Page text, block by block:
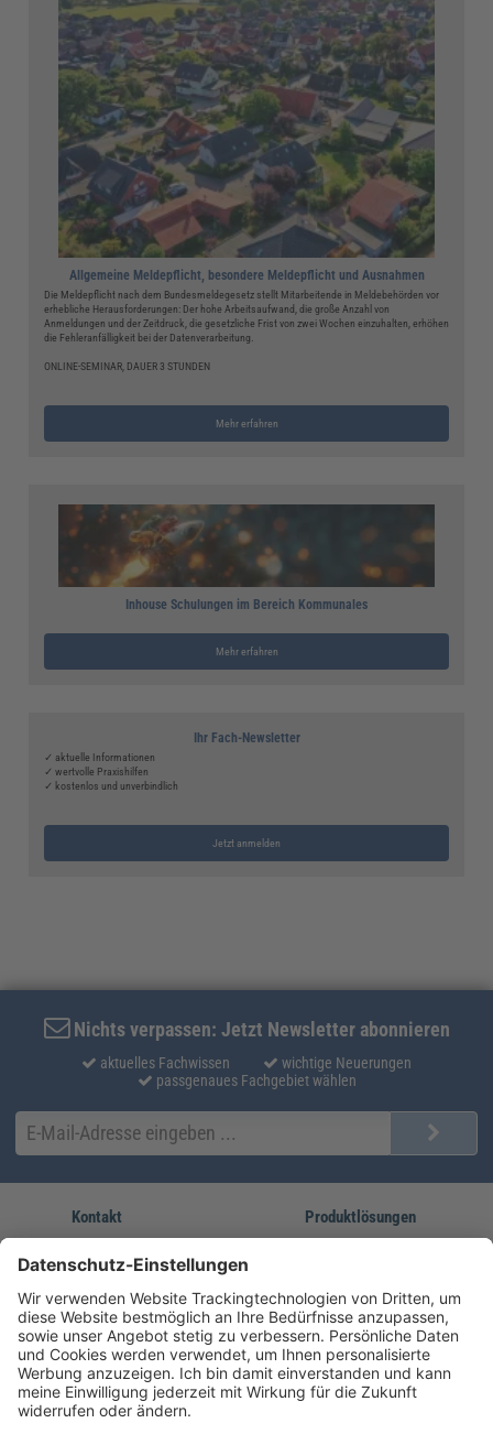
Allgemeine Meldepflicht, besondere Meldepflicht und Ausnahmen
Die Meldepflicht nach dem Bundesmeldegesetz stellt Mitarbeitende in Meldebehörden vor
erhebliche Herausforderungen: Der hohe Arbeitsaufwand, die große Anzahl von
Anmeldungen und der Zeitdruck, die gesetzliche Frist von zwei Wochen einzuhalten, erhöhen
die Fehleranfälligkeit bei der Datenverarbeitung.
ONLINE-SEMINAR, DAUER 3 STUNDEN
Mehr erfahren
Inhouse Schulungen im Bereich Kommunales
Mehr erfahren
Ihr Fach-Newsletter
✓ aktuelle Informationen
✓ wertvolle Praxishilfen
✓ kostenlos und unverbindlich
Jetzt anmelden
Nichts verpassen: Jetzt Newsletter abonnieren
aktuelles Fachwissen
wichtige Neuerungen
passgenaues Fachgebiet wählen
Kontakt
service@forum-verlag.com
Mo-Do 07:30 - 17:00 Uhr
Fr 07:30 - 15:00 Uhr
Produktlösungen
Unsere Marken
Folgen Sie uns